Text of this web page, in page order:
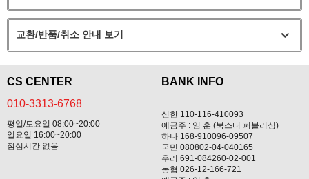
교환/반품/취소 안내 보기
CS CENTER
010-3313-6768
평일/토요일 08:00~20:00
일요일 16:00~20:00
점심시간 없음
BANK INFO
신한 110-116-410093
예금주 : 임 훈 (북스터 퍼블리싱)
하나 168-910096-09507
국민 080802-04-040165
우리 691-084260-02-001
농협 026-12-166-721